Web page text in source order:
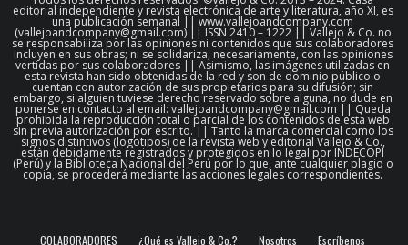
editorial independiente y revista electrónica de arte y literatura, año XI, es
una publicación semanal || www.vallejoandcompany.com
(vallejoandcompany@gmail.com) || ISSN 2410 – 1222 || Vallejo & Co. no
se responsabiliza por las opiniones ni contenidos que sus colaboradores
incluyen en sus obras; ni se solidariza, necesariamente, con las opiniones
vertidas por sus colaboradores || Asimismo, las imágenes utilizadas en
esta revista han sido obtenidas de la red y son de dominio público o
cuentan con autorización de sus propietarios para su difusión; sin
embargo, si alguien tuviese derecho reservado sobre alguna, no dude en
ponerse en contacto al email: vallejoandcompany@gmail.com || Queda
prohibida la reproducción total o parcial de los contenidos de esta web
sin previa autorización por escrito. || Tanto la marca comercial como los
signos distintivos (logotipos) de la revista web y editorial Vallejo & Co.,
están debidamente registrados y protegidos en lo legal por INDECOPI
(Perú) y la Biblioteca Nacional del Perú por lo que, ante cualquier plagio o
copia, se procederá mediante las acciones legales correspondientes.
COLABORADORES ¿Qué es Vallejo & Co.? Nosotros Escríbenos